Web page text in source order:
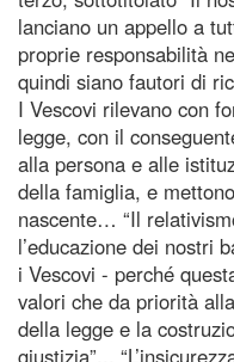
lanciano un appello a
proprie responsabilità
quindi siano fautori di
I Vescovi rilevano con
legge, con il
alla persona e alle
della famiglia, e
nascente… “Il
l’educazione dei nostri
i Vescovi - perché
valori che da priorità
della legge e la
giustizia”...